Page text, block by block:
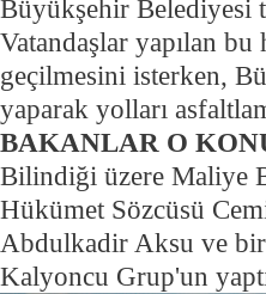
Büyükşehir Belediyesi
Vatandaşlar yapılan
geçilmesini isterken,
yaparak yolları
BAKANLAR O
Bilindiği üzere Maliye
Hükümet Sözcüsü
Abdulkadir Aksu ve
Kalyoncu Grup'un